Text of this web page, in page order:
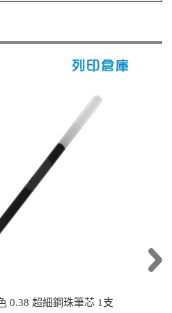
0.38 超細鋼珠筆芯 1支